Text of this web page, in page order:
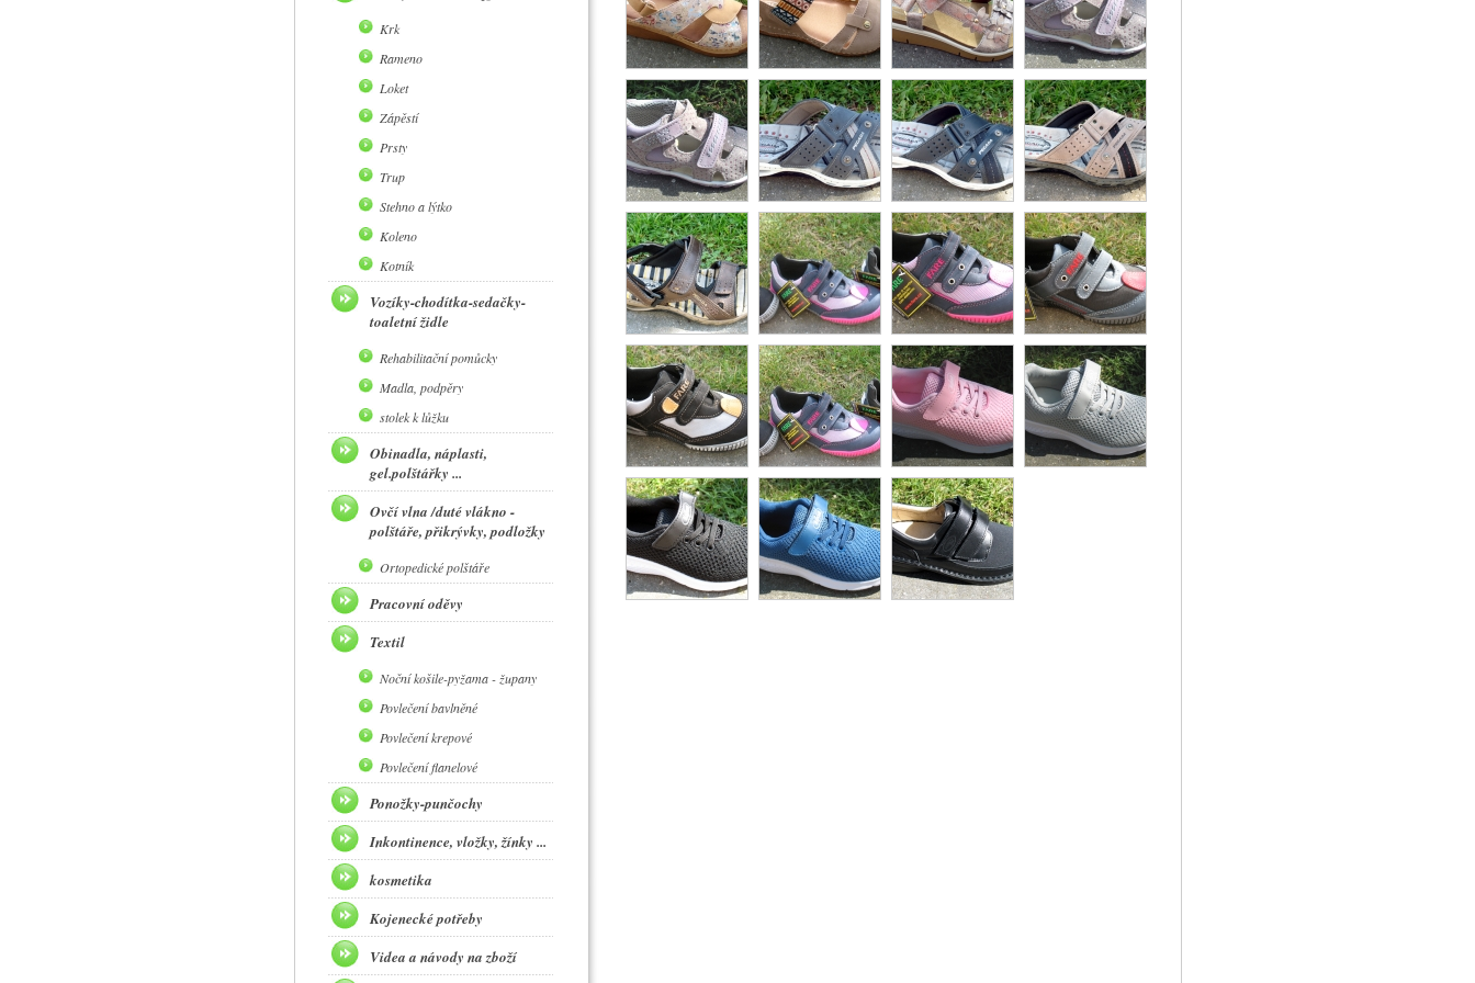
Krk
Rameno
Loket
Zápěstí
Prsty
Trup
Stehno a lýtko
Koleno
Kotník
Vozíky-chodítka-sedačky-
toaletní židle
Rehabilitační pomůcky
Madla, podpěry
stolek k lůžku
Obinadla, náplasti,
gel.polštářky ...
Ovčí vlna /duté vlákno -
polštáře, přikrývky, podložky
Ortopedické polštáře
Pracovní oděvy
Textil
Noční košile-pyžama - župany
Povlečení bavlněné
Povlečení krepové
Povlečení flanelové
Ponožky-punčochy
Inkontinence, vložky, žínky ...
kosmetika
Kojenecké potřeby
Videa a návody na zboží